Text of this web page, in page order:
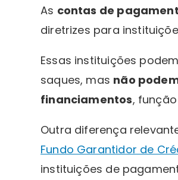
As contas de
diretrizes para
Essas instituições
saques, mas não
financiamentos,
Outra diferença
Fundo Garantidor de
instituições de